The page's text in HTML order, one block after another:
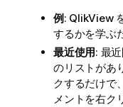
例: QlikView
するかを学ぶ
最近使用: 最
のリストがあ
クするだけで
メントを右ク